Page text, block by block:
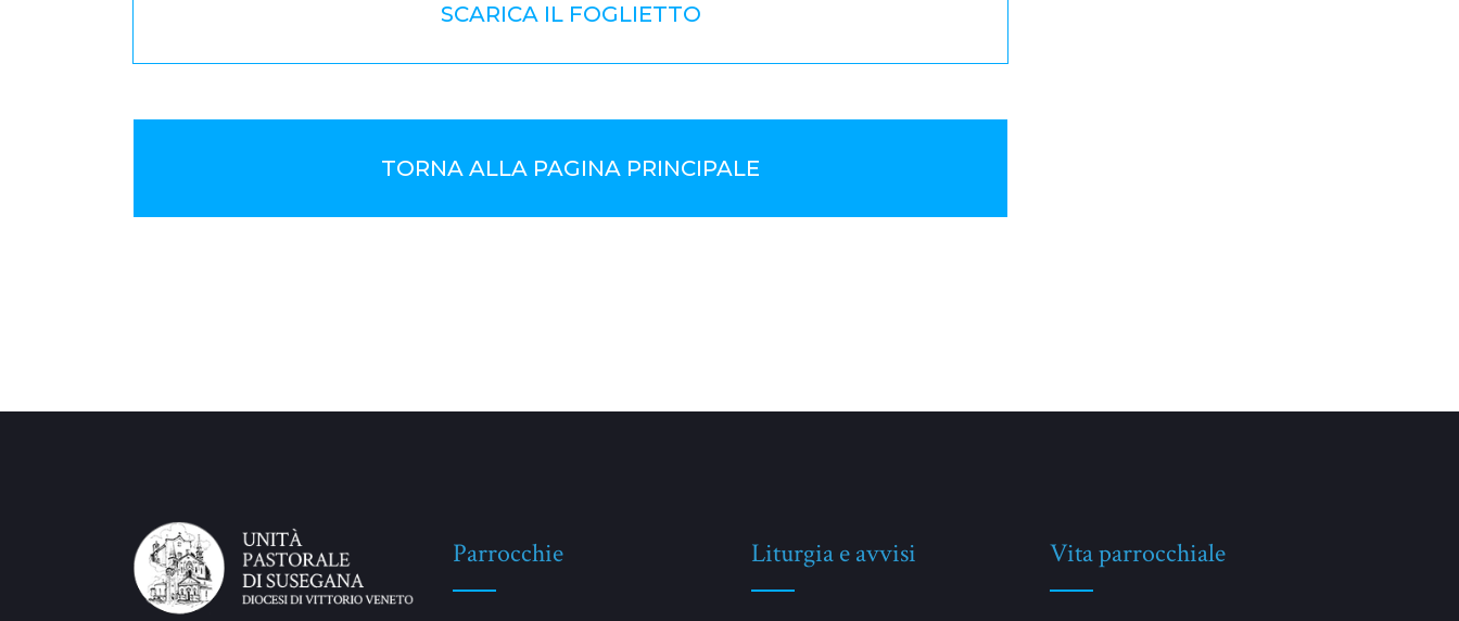
SCARICA IL FOGLIETTO
TORNA ALLA PAGINA PRINCIPALE
Parrocchie Liturgia e avvisi Vita parrocchiale